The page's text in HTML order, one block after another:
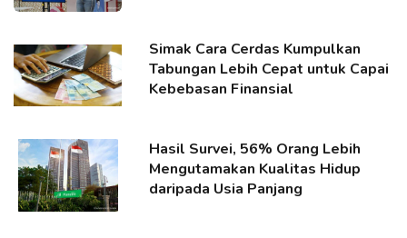
Simak Cara Cerdas Kumpulkan
Tabungan Lebih Cepat untuk Capai
Kebebasan Finansial
Hasil Survei, 56% Orang Lebih
Mengutamakan Kualitas Hidup
daripada Usia Panjang